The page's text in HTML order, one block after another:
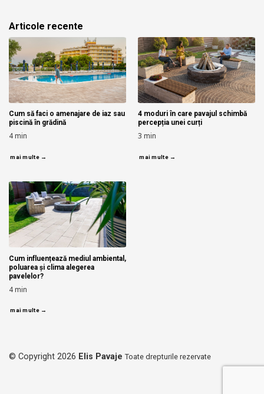
Articole recente
Cum să faci o amenajare de iaz sau
piscină în grădină
4min
mai multe →
4 moduri în care pavajul schimbă
percepția unei curți
3 min
mai multe →
Cum influențează mediul ambiental,
poluarea și clima alegerea
pavelelor?
4min
mai multe →
© Copyright 2026 Elis Pavaje Toate drepturile rezervate